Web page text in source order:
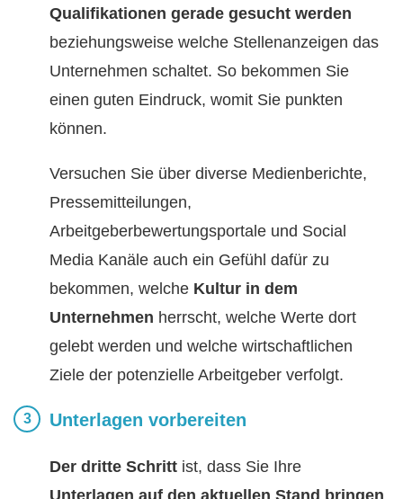
Qualifikationen gerade gesucht werden
beziehungsweise welche Stellenanzeigen das
Unternehmen schaltet. So bekommen Sie
einen guten Eindruck, womit Sie punkten
können.
Versuchen Sie über diverse Medienberichte,
Pressemitteilungen,
Arbeitgeberbewertungsportale und Social
Media Kanäle auch ein Gefühl dafür zu
bekommen, welche Kultur in dem
Unternehmen herrscht, welche Werte dort
gelebt werden und welche wirtschaftlichen
Ziele der potenzielle Arbeitgeber verfolgt.
Unterlagen vorbereiten
Der dritte Schritt ist, dass Sie Ihre